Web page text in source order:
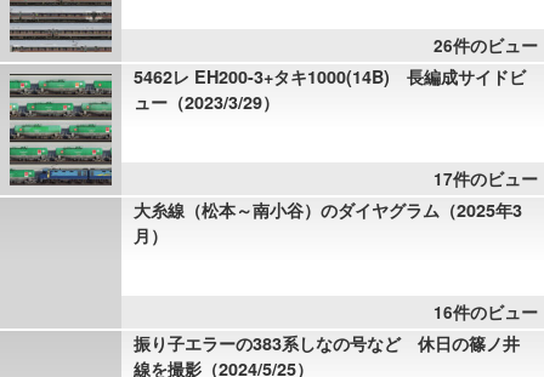
26件のビュー
5462レ EH200-3+タキ1000(14B) 長編成サイドビ
ュー（2023/3/29）
17件のビュー
大糸線（松本～南小谷）のダイヤグラム（2025年3
月）
16件のビュー
振り子エラーの383系しなの号など 休日の篠ノ井
線を撮影（2024/5/25）